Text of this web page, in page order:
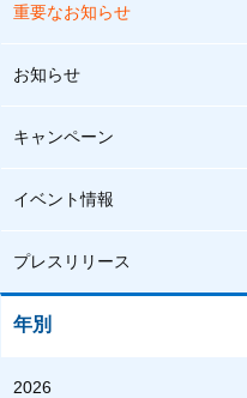
重要なお知らせ
お知らせ
キャンペーン
イベント情報
プレスリリース
年別
2026